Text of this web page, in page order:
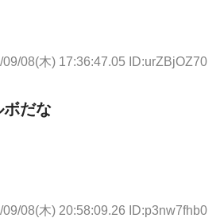
09/08(木) 17:36:47.05 ID:urZBjOZ70
ボだな
09/08(木) 20:58:09.26 ID:p3nw7fhb0